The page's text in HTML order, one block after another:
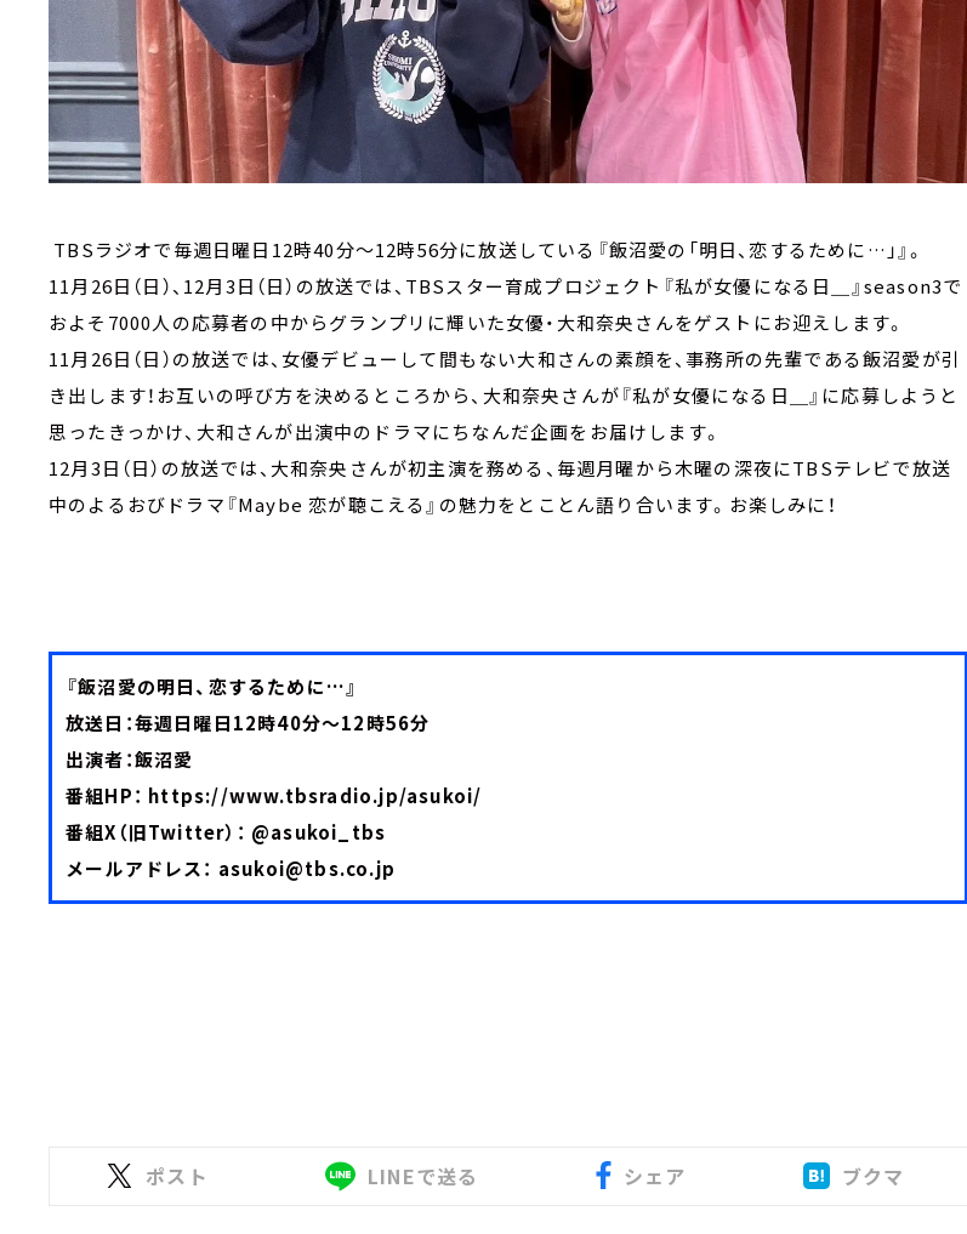
TBSラジオで毎週日曜日12時40分～12時56分に放送している『飯沼愛の「明日、恋するために…」』。
11月26日（日）、12月3日（日）の放送では、TBSスター育成プロジェクト『私が女優になる日＿』season3で
およそ7000人の応募者の中からグランプリに輝いた女優・大和奈央さんをゲストにお迎えします。
11月26日（日）の放送では、女優デビューして間もない大和さんの素顔を、事務所の先輩である飯沼愛が引
き出します！お互いの呼び方を決めるところから、大和奈央さんが『私が女優になる日＿』に応募しようと
思ったきっかけ、大和さんが出演中のドラマにちなんだ企画をお届けします。
12月3日（日）の放送では、大和奈央さんが初主演を務める、毎週月曜から木曜の深夜にTBSテレビで放送
中のよるおびドラマ『Maybe 恋が聴こえる』の魅力をとことん語り合います。お楽しみに！
『飯沼愛の明日、恋するために…』
放送日：毎週日曜日12時40分～12時56分
出演者：飯沼愛
番組HP： https://www.tbsradio.jp/asukoi/
番組X（旧Twitter）： @asukoi_tbs
メールアドレス： asukoi@tbs.co.jp
ポスト LINEで送る シェア ブクマ